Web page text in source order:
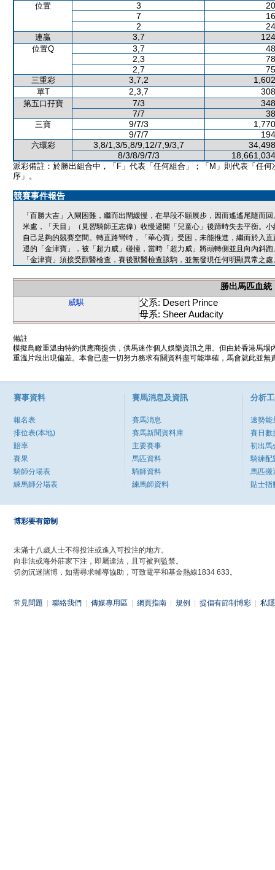
位置 3
7
2
連贏 3,7
位置Q 3,7
2,3
2,7
三重彩 3,7,2
單T 2,3,7
第五口孖寶 7/3
7/7
三寶 9/7/3
9/7/7
六環彩 3,8/1,3/5,8/9,12/7,9/3,7
8/3/8/9/7/3
派彩備註：於勝出組合中，「F」代表「任何組合」；「M」則代表「任何
序」。
競賽事件報告
「百勝大吉」入閘困難，繼而出閘緩慢，在早段不願展步，因而遙遙尾隨而
米處，「天目」（見習騎師王志偉）收慢避開「兒童心」後蹄時失去平衡。
自己足夠的競賽空間。轉直路彎時，「華心寶」受困，未能推進，繼而於入
退的「金津寶」，被「超力威」碰撞，當時「超力威」將頭轉側並且向內斜
「金津寶」須接受獸醫檢查，賽後獸醫檢查該駒，並無發現任何明顯異常之
勝出馬匹血統
威騏
父系: Desert Prince
母系: Sheer Audacity
備註
模擬鳥瞰重溫由特約供應商提供，供馬迷作個人娛樂資訊之用。但由於香港馬
重溫片段出現偏差。本會已盡一切努力務求有關資料盡可能準確，馬會就此並
賽事資料
報名表
排位表(本地)
賠率
賽果
騎師分場表
練馬師分場表
賽馬消息及資訊
賽馬消息
賽馬新聞資料庫
主要賽事
馬匹資料
騎師資料
練馬師資料
分析
速勢能
賽日數
初出馬
騎練配
馬匹搬
貼士指
博彩要有節制
未滿十八歲人士不得投注或進入可投注的地方。
向非法或海外莊家下注，即屬違法，且可被判監禁。
切勿沉迷賭博，如需尋求輔導協助，可致電平和基金熱線1834 633。
常見問題 聯絡我們 傳媒專用區 網頁指南 規例 提倡有節制博彩 私